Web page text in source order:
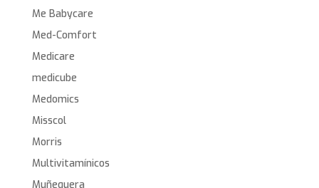
Me Babycare
Med-Comfort
Medicare
medicube
Medomics
Misscol
Morris
Multivitamínicos
Muñequera